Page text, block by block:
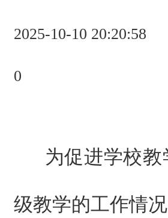
2025-10-10 20:20:58
0
为促进学校
级教学的工作情